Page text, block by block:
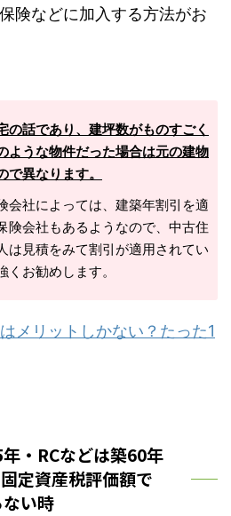
険などに加入する方法がお
の話であり、建坪数がものすごく
ような物件だった場合は元の建物
で異なります。
会社によっては、建築年割引を適
険会社もあるようなので、中古住
は見積をみて割引が適用されてい
くお勧めします。
メリットしかない？たった1
・RCなどは築60年
定資産税評価額で
い時